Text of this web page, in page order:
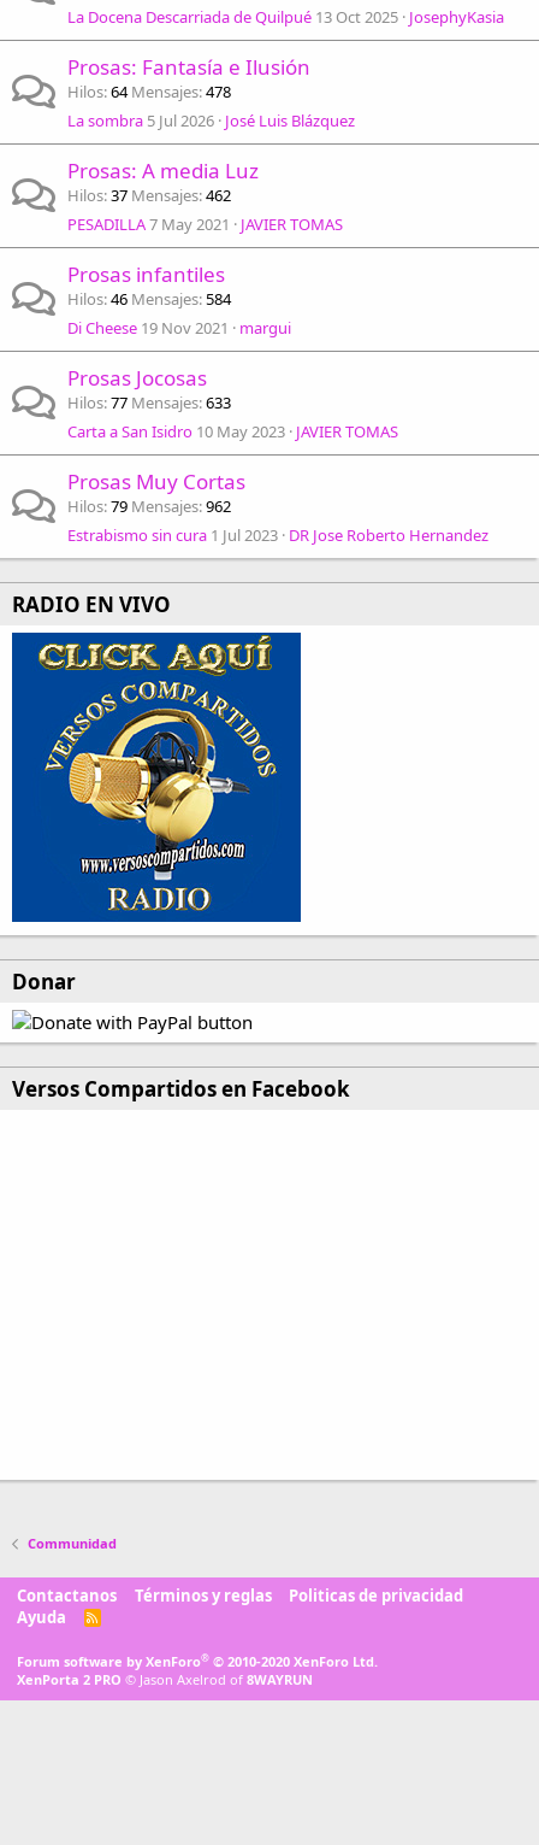
La Docena Descarriada de Quilpué 13 Oct 2025 JosephyKasia
Prosas: Fantasía e Ilusión
Hilos 64 Mensajes 478
La sombra 5 Jul 2026 José Luis Blázquez
Prosas: A media Luz
Hilos 37 Mensajes 462
PESADILLA7 May 2021 JAVIER TOMAS
Prosas infantiles
Hilos 46 Mensajes 584
Di Cheese 19 Nov 2021 margui
Prosas Jocosas
Hilos 77 Mensajes 633
Carta a San Isidro 10 May 2023 JAVIER TOMAS
Prosas Muy Cortas
Hilos 79 Mensajes 962
Estrabismo sin cura 1 Jul 2023 DR Jose Roberto Hernandez
RADIO EN VIVO
Donar
Versos Compartidos en Facebook
Communidad
Contactanos Términos y reglas
Politicas de privacidad
Ayuda
R
Forum software by XenForo® © 2010-2020 XenForo Ltd.
XenPorta 2 PRO © Jason Axelrod of 8WAYRUN